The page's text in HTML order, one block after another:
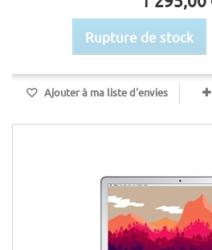
Rupture de stock
Ajouter à ma liste d'envies